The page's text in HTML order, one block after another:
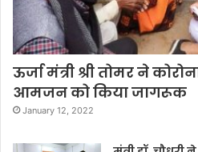
ऊर्जा मंत्री श्री तोमर ने
आमजन को किया जागरूक
January 12, 2022